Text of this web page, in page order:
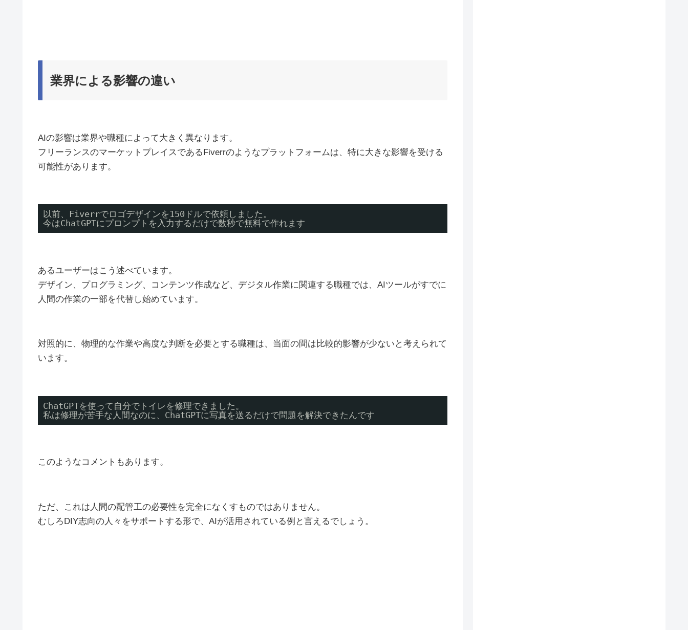
業界による影響の違い
AIの影響は業界や職種によって大きく異なります。
フリーランスのマーケットプレイスであるFiverrのようなプラットフォームは、特に大きな影響を受ける
可能性があります。
以前、Fiverrでロゴデザインを150ドルで依頼しました。
今はChatGPTにプロンプトを入力するだけで数秒で無料で作れます
あるユーザーはこう述べています。
デザイン、プログラミング、コンテンツ作成など、デジタル作業に関連する職種では、AIツールがすでに
人間の作業の一部を代替し始めています。
対照的に、物理的な作業や高度な判断を必要とする職種は、当面の間は比較的影響が少ないと考えられて
います。
ChatGPTを使って自分でトイレを修理できました。
私は修理が苦手な人間なのに、ChatGPTに写真を送るだけで問題を解決できたんです
このようなコメントもあります。
ただ、これは人間の配管工の必要性を完全になくすものではありません。
むしろDIY志向の人々をサポートする形で、AIが活用されている例と言えるでしょう。